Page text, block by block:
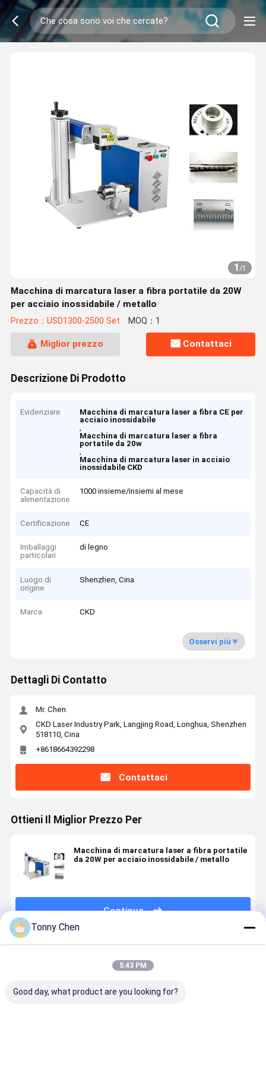
1/1
Macchina di marcatura laser a fibra portatile da 20W
per acciaio inossidabile / metallo
Prezzo：USD1300-2500 Set MOQ：1
Miglior prezzo Contattaci
Descrizione Di Prodotto
Evidenziare
Macchina di marcatura laser a fibra CE per
acciaio inossidabile
,
Macchina di marcatura laser a fibra
portatile da 20w
,
Macchina di marcatura laser in acciaio
inossidabile CKD
Capacità di
alimentazione
1000 insieme/insiemi al mese
Certificazione CE
Imballaggi
particolari
di legno
Luogo di
origine
Shenzhen, Cina
Marca CKD
Osservi più
Dettagli Di Contatto
Mr. Chen
CKD Laser Industry Park, Langjing Road, Longhua, Shenzhen
518110, Cina
+8618664392298
Contattaci
Ottieni Il Miglior Prezzo Per
Macchina di marcatura laser a fibra portatile
da 20W per acciaio inossidabile / metallo
Continua
Tonny Chen
5:43 PM
Good day, what product are you looking for?